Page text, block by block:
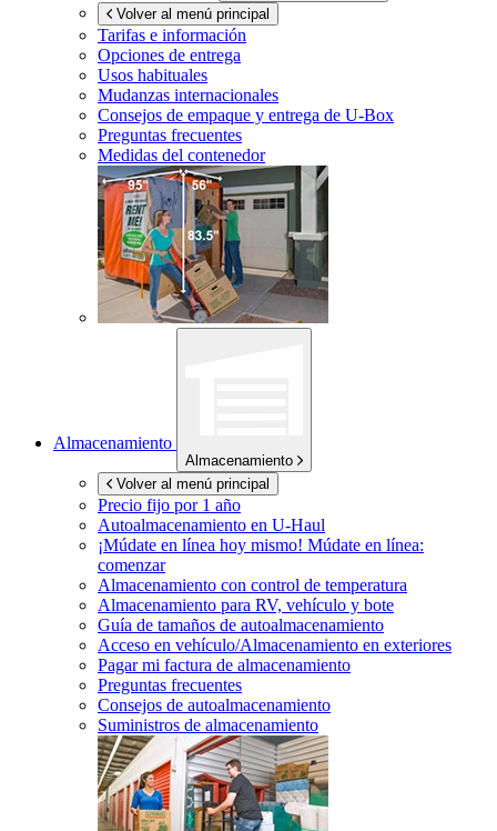
Volver al menú principal
Tarifas e información
Opciones de entrega
Usos habituales
Mudanzas internacionales
Consejos de empaque y entrega de U-Box
Preguntas frecuentes
Medidas del contenedor
Almacenamiento
Almacenamiento
Volver al menú principal
Precio fijo por 1 año
Autoalmacenamiento en U-Haul
¡Múdate en línea hoy mismo! Múdate en línea:
comenzar
Almacenamiento con control de temperatura
Almacenamiento para RV, vehículo y bote
Guía de tamaños de autoalmacenamiento
Acceso en vehículo/Almacenamiento en exteriores
Pagar mi factura de almacenamiento
Preguntas frecuentes
Consejos de autoalmacenamiento
Suministros de almacenamiento